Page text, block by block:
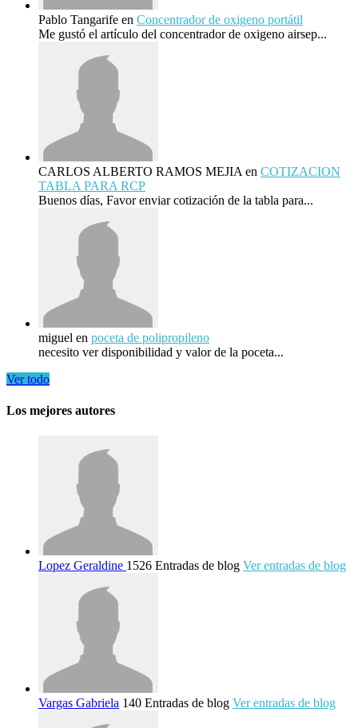
Pablo Tangarife en Concentrador de oxigeno portátil
Me gustó el artículo del concentrador de oxigeno airsep...
CARLOS ALBERTO RAMOS MEJIA en COTIZACION
TABLA PARA RCP
Buenos días, Favor enviar cotización de la tabla para...
miguel en poceta de polipropileno
necesito ver disponibilidad y valor de la poceta...
Ver todo
Los mejores autores
Lopez Geraldine 1526 Entradas de blog Ver entradas de blog
Vargas Gabriela 140 Entradas de blog Ver entradas de blog